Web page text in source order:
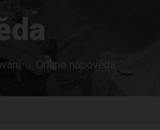
Online nápověda